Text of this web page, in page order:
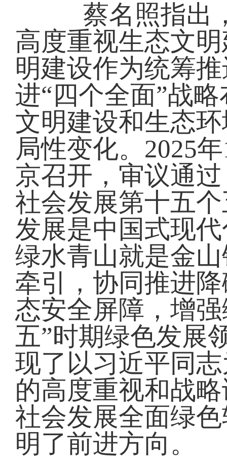
蔡名照指出，
高度重视生态文
明建设作为统筹
进“四个全面”战
文明建设和生态
局性变化。2025
京召开，审议通
社会发展第十五
发展是中国式现
绿水青山就是金
牵引，协同推进
态安全屏障，增
五”时期绿色发展
现了以习近平同
的高度重视和战
社会发展全面绿
明了前进方向。